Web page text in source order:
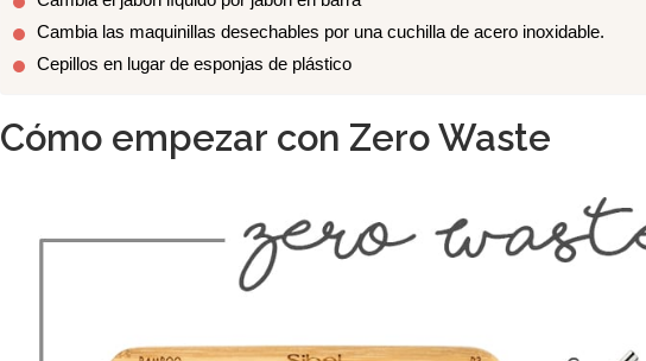
Cambia las maquinillas desechables por una cuchilla de acero inoxidable.
Cepillos en lugar de esponjas de plástico
Cómo empezar con Zero Waste